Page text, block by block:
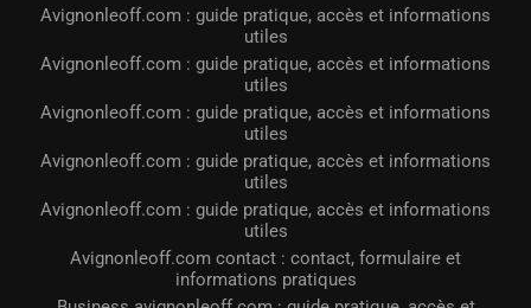
Avignonleoff.com : guide pratique, accès et informations
utiles
Avignonleoff.com : guide pratique, accès et informations
utiles
Avignonleoff.com : guide pratique, accès et informations
utiles
Avignonleoff.com : guide pratique, accès et informations
utiles
Avignonleoff.com : guide pratique, accès et informations
utiles
Avignonleoff.com contact : contact, formulaire et
informations pratiques